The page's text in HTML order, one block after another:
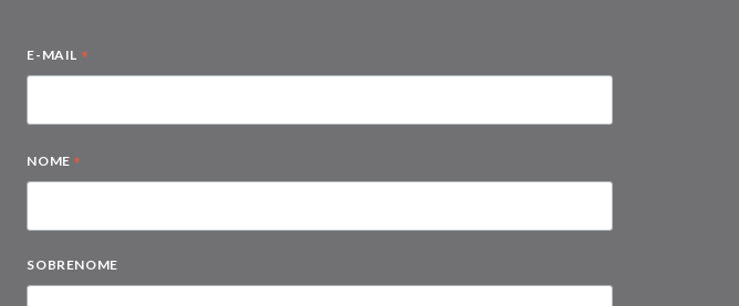
E-MAIL *
NOME *
SOBRENOME